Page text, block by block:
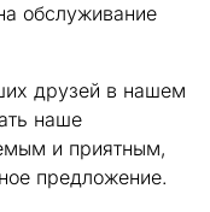
обслуживание
друзей в нашем
наше
и приятным,
предложение.